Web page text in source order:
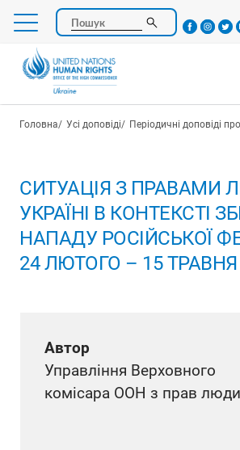
Перейти
основного
Пошук
Рядок навіґації
Головна Усі доповіді Періодичні доповіді
СИТУАЦІЯ З ПРАВАМИ
УКРАЇНІ В КОНТЕКСТІ
НАПАДУ РОСІЙСЬКОЇ
24 ЛЮТОГО – 15
Автор
Управління Верховного
комісара ООН з прав